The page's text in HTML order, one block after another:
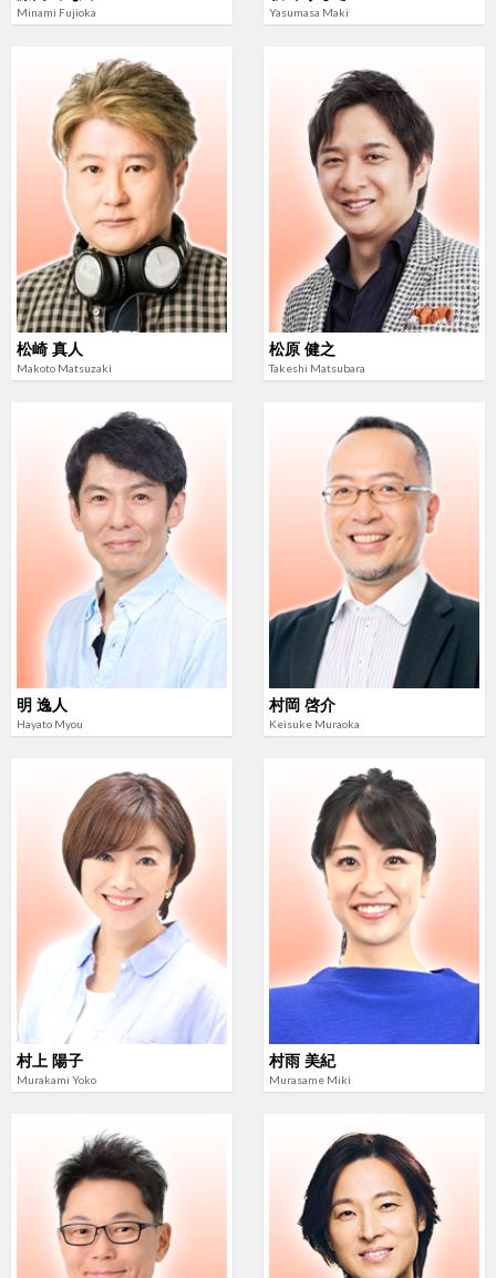
Minami Fujioka Yasumasa Maki
松崎 真人
Makoto Matsuzaki
松原 健之
Takeshi Matsubara
明 逸人
Hayato Myou
村岡 啓介
Keisuke Muraoka
村上 陽子
Murakami Yoko
村雨 美紀
Murasame Miki